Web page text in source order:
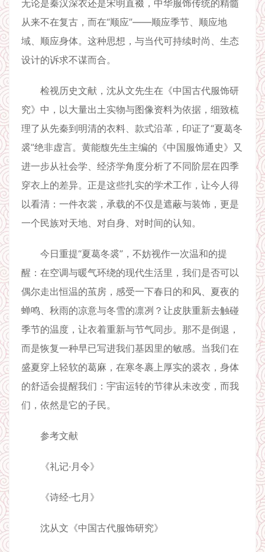
无论是秦汉深衣还是宋明直裰，中华服饰传统的精髓
从来不在复古，而在“顺应”——顺应季节、顺应地
域、顺应身体。这种思想，与当代可持续时尚、生态
设计的诉求不谋而合。
检视历史文献，沈从文先生在《中国古代服饰研
究》中，以大量出土实物与图像资料为依据，细致梳
理了从先秦到明清的衣料、款式沿革，印证了“夏葛冬
裘”绝非虚言。黄能馥先生主编的《中国服饰通史》又
进一步从社会学、经济学角度分析了不同阶层在四季
穿衣上的差异。正是这些扎实的学术工作，让今人得
以看清：一件衣裳，承载的不仅是遮蔽与装饰，更是
一个民族对天地、对自身、对时间的认知。
今日重提“夏葛冬裘”，不妨视作一次温和的提
醒：在空调与暖气环绕的现代生活里，我们是否可以
偶尔走出恒温的茧房，感受一下春日的和风、夏夜的
蝉鸣、秋雨的凉意与冬雪的凛冽？让皮肤重新去触碰
季节的温度，让衣着重新与节气同步。那不是倒退，
而是恢复一种早已写进我们基因里的敏感。当我们在
盛夏穿上轻软的葛麻，在寒冬裹上厚实的裘衣，身体
的舒适会提醒我们：宇宙运转的节律从未改变，而我
们，依然是它的子民。
参考文献
《礼记·月令》
《诗经·七月》
沈从文《中国古代服饰研究》